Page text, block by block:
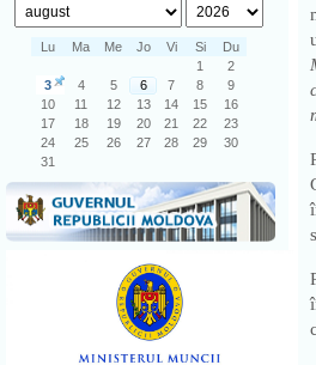
Lu Ma Me Jo Vi Si
Du
1
2
3
4 5 6 7 8
9
10
11 12 13 14 15
16
17
18 19 20 21 22
23
24
25 26 27 28 29
30
31